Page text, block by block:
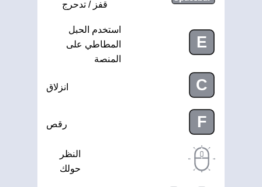
قفز / تدحرج
E
استخدم الحبل
المطاطي على
المنصة
C انزلاق
F رقص
النظر
حولك